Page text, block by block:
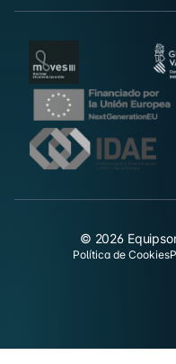
© 2026
Política de Cookies